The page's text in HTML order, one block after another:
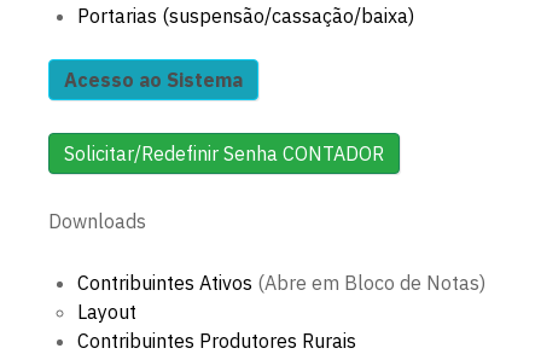
Portarias (suspensão/cassação/baixa)
Acesso ao Sistema
Solicitar/Redefinir Senha CONTADOR
Downloads
Contribuintes Ativos (Abre em Bloco de Notas)
Layout
Contribuintes Produtores Rurais